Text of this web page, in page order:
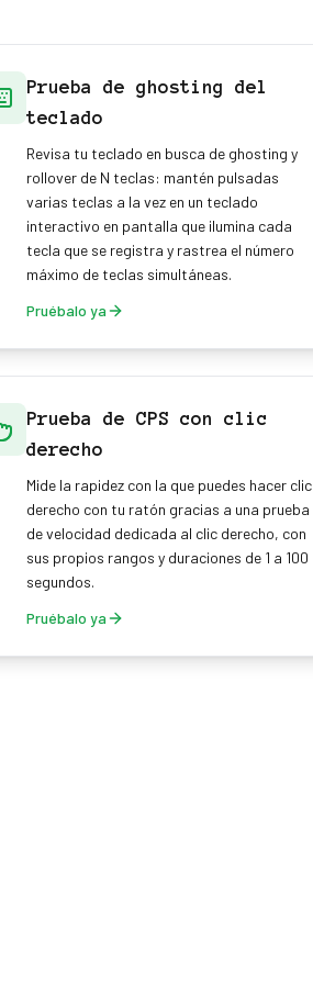
Prueba de ghosting del
teclado
Revisa tu teclado en busca de ghosting y
rollover de N teclas: mantén pulsadas
varias teclas a la vez en un teclado
interactivo en pantalla que ilumina cada
tecla que se registra y rastrea el número
máximo de teclas simultáneas.
Pruébalo ya
Prueba de CPS con clic
derecho
Mide la rapidez con la que puedes hacer clic
derecho con tu ratón gracias a una prueba
de velocidad dedicada al clic derecho, con
sus propios rangos y duraciones de 1 a 100
segundos.
Pruébalo ya